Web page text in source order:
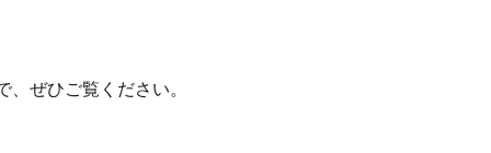
ぜひご覧ください。